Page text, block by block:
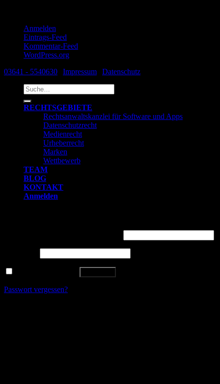
Anmelden
Eintrags-Feed
Kommentar-Feed
WordPress.org
03641 - 5540630
Impressum
Datenschutz
Suche
nach:
RECHTSGEBIETE
Rechtsanwaltskanzlei für Software und Apps
Datenschutzrecht
Medienrecht
Urheberrecht
Marken
Wettbewerb
TEAM
BLOG
KONTAKT
Anmelden
Passwort vergessen?